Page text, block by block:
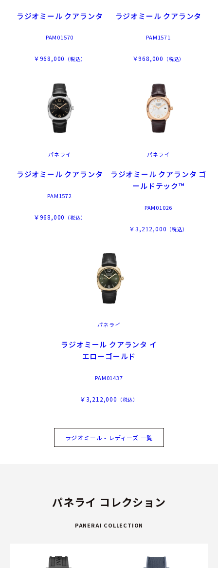
ラジオミール クアランタ
PAM01570
￥968,000 （税込）
ラジオミール クアランタ
PAM1571
￥968,000 （税込）
パネライ
ラジオミール クアランタ
PAM1572
￥968,000 （税込）
パネライ
ラジオミール クアランタ ゴ
ールドテック™
PAM01026
￥3,212,000 （税込）
パネライ
ラジオミール クアランタ イ
エローゴールド
PAM01437
￥3,212,000 （税込）
ラジオミール - レディーズ 一覧
パネライ コレクション
PANERAI COLLECTION